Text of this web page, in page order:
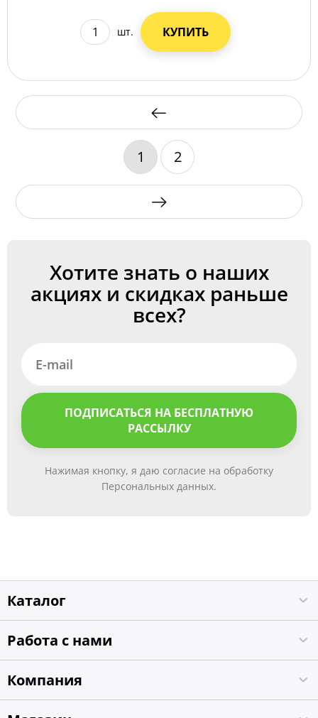
шт. КУПИТЬ
1 2
Хотите знать о наших
акциях и скидках раньше
всех?
ПОДПИСАТЬСЯ НА БЕСПЛАТНУЮ
РАССЫЛКУ
Нажимая кнопку, я даю согласие на обработку
Персональных данных.
Каталог
Работа с нами
Компания